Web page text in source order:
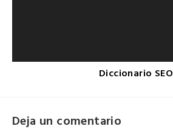
Diccionario SEO
Deja un comentario